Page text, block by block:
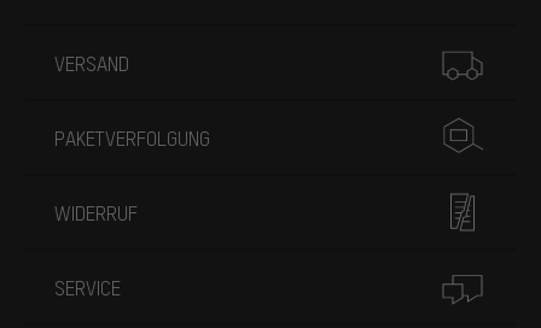
VERSAND
PAKETVERFOLGUNG
WIDERRUF
SERVICE